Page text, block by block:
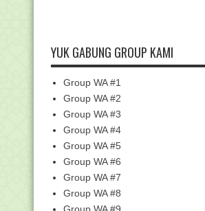
MTs, dan MI) Pene...
Pemberitahuan Perpanjangan
Pengajuan Bantuan Saran...
Tahap 1, Kemenag Siapkan
Pemerintah Tetapkan Hari
Nasional dan Cuti B...
dan PAI Jenjang MTs
Unduh Contoh Soal UM
Jenjang MI
YUK GABUNG GROUP KAMI
Group WA #1
Group WA #2
Group WA #3
Group WA #4
Group WA #5
Group WA #6
Group WA #7
Group WA #8
Group WA #9